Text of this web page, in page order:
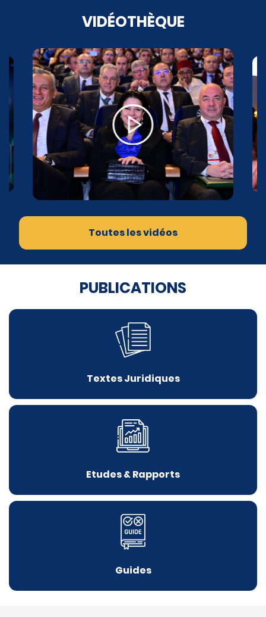
VIDÉOTHÈQUE
Toutes les vidéos
PUBLICATIONS
Textes Juridiques
Etudes & Rapports
Guides